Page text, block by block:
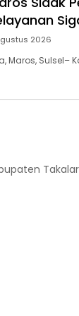
2026
Maros, Sulsel–
Takalar